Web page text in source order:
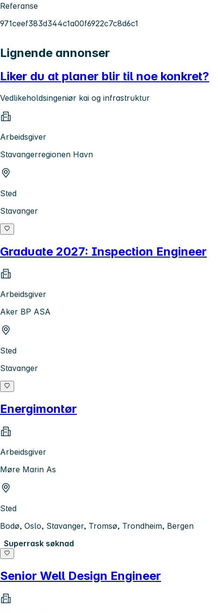
Referanse
971ceef383d344c1a00f6922c7c8d6c1
Lignende annonser
Liker du at planer blir til noe konkret?
Vedlikeholdsingeniør kai og infrastruktur
Arbeidsgiver
Stavangerregionen Havn
Sted
Stavanger
Graduate 2027: Inspection Engineer
Arbeidsgiver
Aker BP ASA
Sted
Stavanger
Energimontør
Arbeidsgiver
Møre Marin As
Sted
Bodø, Oslo, Stavanger, Tromsø, Trondheim, Bergen
Superrask søknad
Senior Well Design Engineer